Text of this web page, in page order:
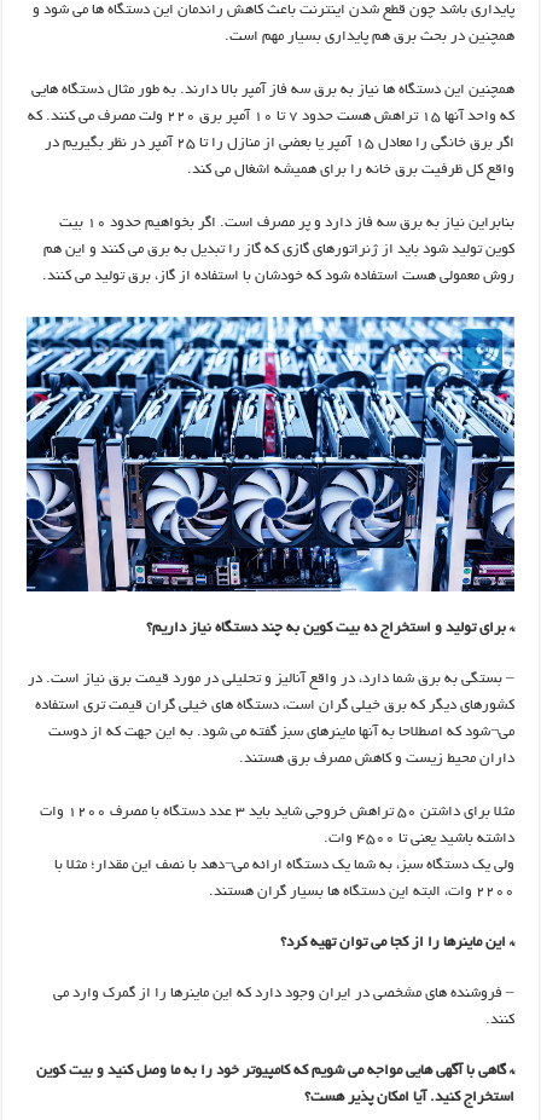
پایداری باشد چون قطع شدن اینترنت باعث کاهش راندمان این دستگاه ها می شود و
همچنین در بحث برق هم پایداری بسیار مهم است.
همچنین این دستگاه ها نیاز به برق سه فاز آمپر بالا دارند. به طور مثال دستگاه هایی
که واحد آنها ۱۵ تراهش هست حدود ۷ تا ۱۰ آمپر برق ۲۲۰ ولت مصرف می کنند. که
اگر برق خانگی را معادل ۱۵ آمپر یا بعضی از منازل را تا ۲۵ آمپر در نظر بگیریم در
واقع کل ظرفیت برق خانه را برای همیشه اشغال می کند.
بنابراین نیاز به برق سه فاز دارد و پر مصرف است. اگر بخواهیم حدود ۱۰ بیت
کوین تولید شود باید از ژنراتورهای گازی که گاز را تبدیل به برق می کنند و این هم
روش معمولی هست استفاده شود که خودشان با استفاده از گاز، برق تولید می کنند.
* برای تولید و استخراج ده بیت کوین به چند دستگاه نیاز داریم؟
– بستگی به برق شما دارد، در واقع آنالیز و تحلیلی در مورد قیمت برق نیاز است. در
کشورهای دیگر که برق خیلی گران است، دستگاه های خیلی گران قیمت تری استفاده
می¬شود که اصطلاحا به آنها ماینرهای سبز گفته می شود. به این جهت که از دوست
داران محیط زیست و کاهش مصرف برق هستند.
مثلا برای داشتن ۵۰ تراهش خروجی شاید باید ۳ عدد دستگاه با مصرف ۱۲۰۰ وات
داشته باشید یعنی تا ۴۵۰۰ وات.
ولی یک دستگاه سبز، به شما یک دستگاه ارائه می¬دهد با نصف این مقدار؛ مثلا با
۲۲۰۰ وات، البته این دستگاه ها بسیار گران هستند.
* این ماینرها را از کجا می توان تهیه کرد؟
– فروشنده های مشخصی در ایران وجود دارد که این ماینرها را از گمرک وارد می
کنند.
* گاهی با آگهی هایی مواجه می شویم که کامپیوتر خود را به ما وصل کنید و بیت کوین
استخراج کنید. آیا امکان پذیر هست؟